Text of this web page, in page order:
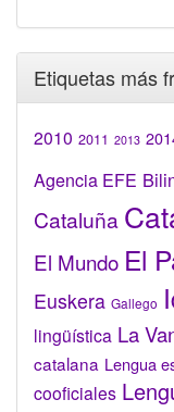
Etiquetas más
2010 2011 2013
Agencia EFE
Cataluña
El Mundo El
Euskera Gallego
lingüística La
catalana Lengua
cooficiales